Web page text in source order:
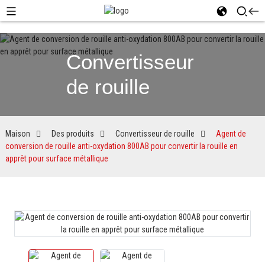
Convertisseur
de rouille
Maison Des produits Convertisseur de rouille
Agent de
conversion de rouille anti-oxydation 800AB pour convertir la rouille en
apprêt pour surface métallique